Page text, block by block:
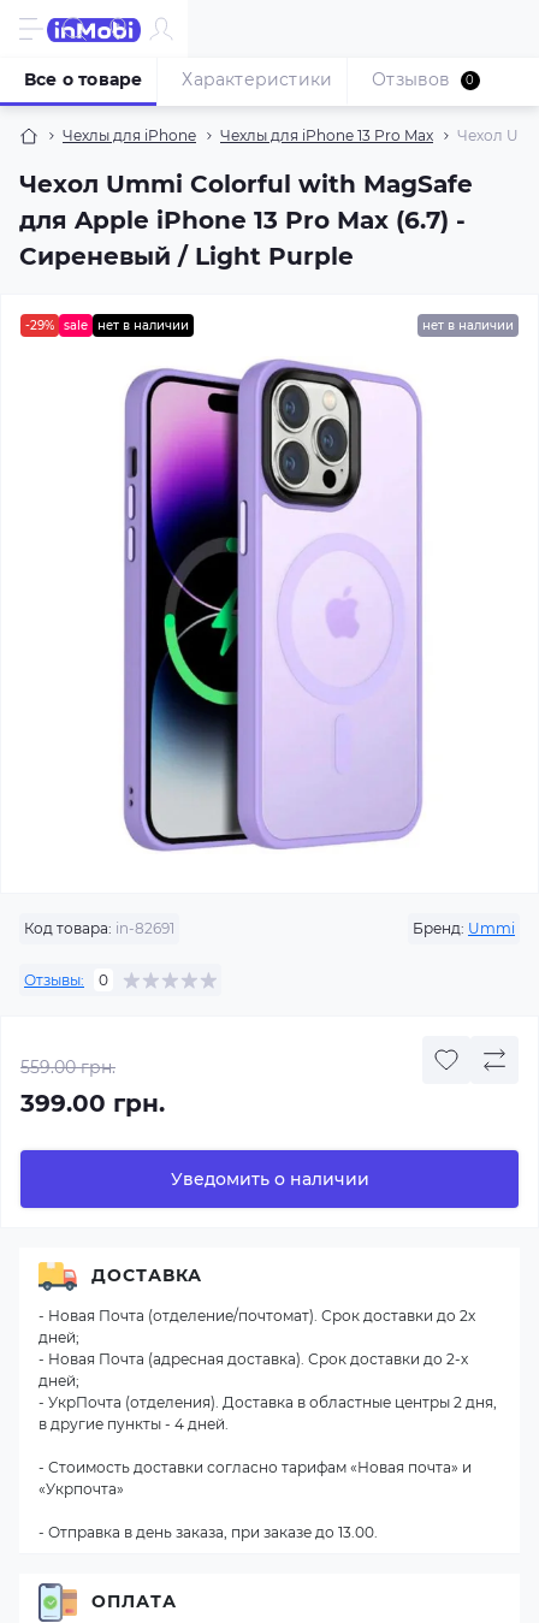
Чехлы для iPhone Чехлы для iPhone 13 Pro Max Чехол
Чехол Ummi Colorful with MagSafe
для Apple iPhone 13 Pro Max (6.7) -
Сиреневый / Light Purple
Все о товаре Характеристики Отзывов 0
-29% sale нет в наличии нет в наличии
Код товара: in-82691 Бренд: Ummi
Отзывы: 0
559.00 грн.
399.00 грн.
Уведомить о наличии
ДОСТАВКА
- Новая Почта (отделение/почтомат). Срок доставки до 2х
дней;
- Новая Почта (адресная доставка). Срок доставки до 2-х
дней;
- УкрПочта (отделения). Доставка в областные центры 2 дня,
в другие пункты - 4 дней.
- Стоимость доставки согласно тарифам «Новая почта» и
«Укрпочта»
- Отправка в день заказа, при заказе до 13.00.
ОПЛАТА